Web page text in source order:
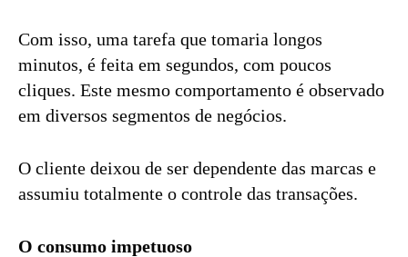
Com isso, uma tarefa que tomaria longos
minutos, é feita em segundos, com poucos
cliques. Este mesmo comportamento é observado
em diversos segmentos de negócios.
O cliente deixou de ser dependente das marcas e
assumiu totalmente o controle das transações.
O consumo impetuoso